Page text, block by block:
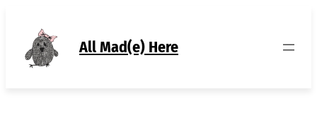
contenu
All Mad(e) Here